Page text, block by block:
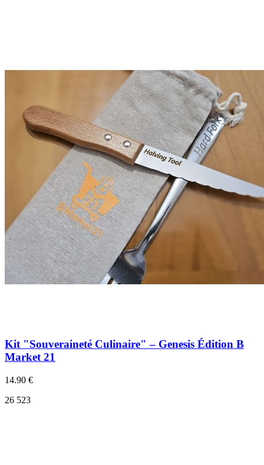
Kit "Souveraineté Culinaire" – Genesis Édition B
Market 21
14.90 €
26 523